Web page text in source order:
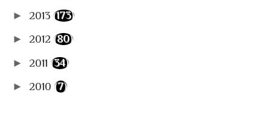
► 2013 (173)
► 2012 (80)
► 2011 (34)
► 2010 (7)